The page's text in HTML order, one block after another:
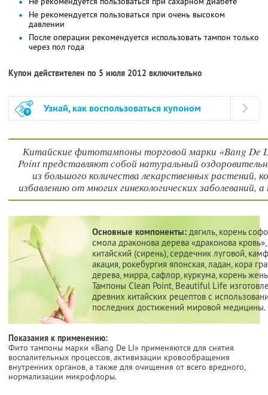
Не рекомендуется пользоваться при очень высоком
давлении
После операции рекомендуется использовать тампон только
через пол года
Купон действителен по 5 июля 2012 включительно
Узнай, как воспользоваться купоном
Китайские фитотампоны торговой марки «Bang De
Point представляют собой натуральный
из большого количества лекарственных растений,
избавлению от многих гинекологических
Основные компоненты: дягиль, корень
смола драконова дерева «драконова
китайский (сирень), сердечник луговой,
акация, рокебургия японская, ладан, кора
дерева, мирра, сафлор, куркума, корень
Тампоны Clean Point, Beautiful Life
древних китайских рецептов с
последних достижений мировой медицины.
Показания к применению:
Фито тампоны марки «Bang De LI» применяются для снятия
воспалительных процессов, активизации кровообращения
внутренних органов, а также для очищения от всего вредного,
нормализации микрофлоры.